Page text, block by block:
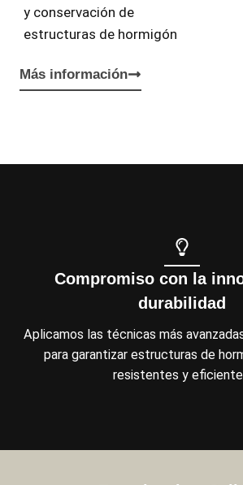
y conservación de
estructuras de hormigón
Más información
Compromiso con la
durabilidad
Aplicamos las técnicas más
para garantizar estructuras de
resistentes y